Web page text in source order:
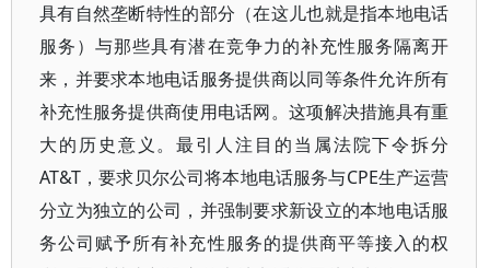
具有自然垄断特性的部分（在这儿也就是指本地电话
服务）与那些具有潜在竞争力的补充性服务隔离开
来，并要求本地电话服务提供商以同等条件允许所有
补充性服务提供商使用电话网。这项解决措施具有重
大的历史意义。最引人注目的当属法院下令拆分
AT&T，要求贝尔公司将本地电话服务与CPE生产运营
分立为独立的公司，并强制要求新设立的本地电话服
务公司赋予所有补充性服务的提供商平等接入的权